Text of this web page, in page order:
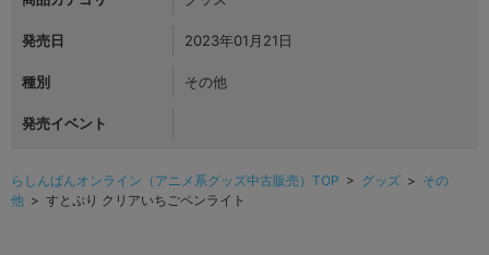
発売日 2023年01月21日
種別 その他
発売イベント
らしんばんオンライン（アニメ系グッズ中古販売）TOP > グッズ > その
他 > すとぷり クリアいちごペンライト